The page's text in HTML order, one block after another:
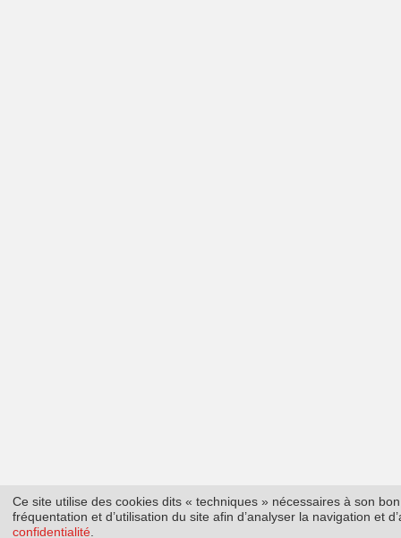
Ce site utilise des cookies dits « techniques » nécessaires à son
fréquentation et d’utilisation du site afin d’analyser la navigation et
confidentialité